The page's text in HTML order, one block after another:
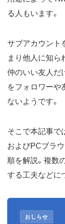
る人もいます。
サブアカウント
まり他人に知ら
仲のいい友人だ
をフォロワーや
ないようです。
そこで本記事で
およびPCブラ
順を解説。複数
する工夫などに
おしらせ